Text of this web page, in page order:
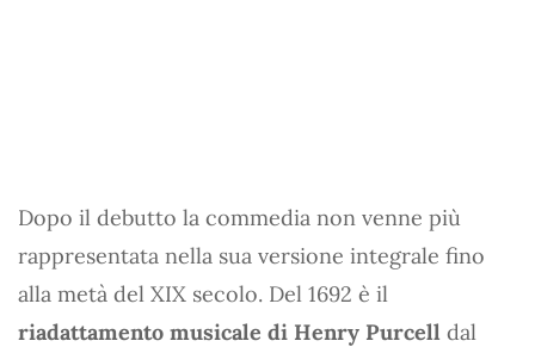
Dopo il debutto la commedia non venne più
rappresentata nella sua versione integrale fino
alla metà del XIX secolo. Del 1692 è il
riadattamento musicale di Henry Purcell dal